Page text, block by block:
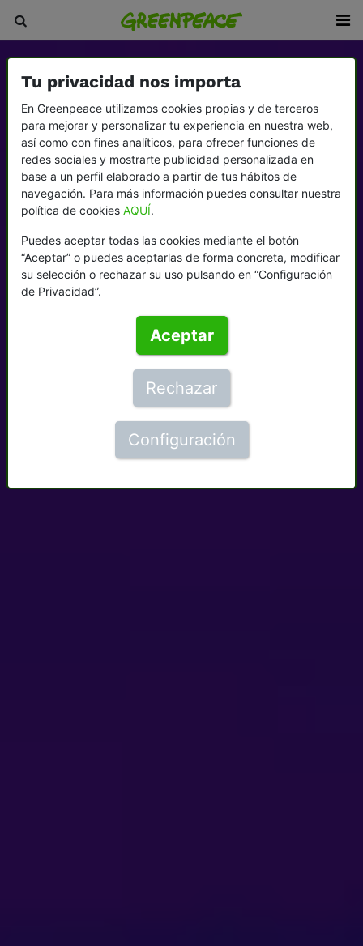
Tu privacidad nos importa
En Greenpeace utilizamos cookies propias y de terceros
para mejorar y personalizar tu experiencia en nuestra web,
así como con fines analíticos, para ofrecer funciones de
redes sociales y mostrarte publicidad personalizada en
base a un perfil elaborado a partir de tus hábitos de
navegación. Para más información puedes consultar nuestra
política de cookies AQUÍ.
Puedes aceptar todas las cookies mediante el botón
“Aceptar” o puedes aceptarlas de forma concreta, modificar
su selección o rechazar su uso pulsando en “Configuración
de Privacidad”.
Aceptar
Rechazar
Configuración